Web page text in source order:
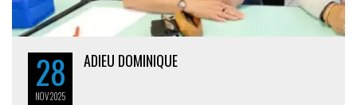
28
NOV2025
ADIEU DOMINIQUE